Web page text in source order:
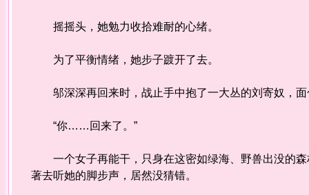
摇摇头，她勉力收拾难耐的心绪。
为了平衡情绪，她步子踱开了去。
邬深深再回来时，战止手中抱了一大丛的刘寄奴，面
“你……回来了。”
一个女子再能干，只身在这密如绿海、野兽出没的森
著去听她的脚步声，居然没猜错。